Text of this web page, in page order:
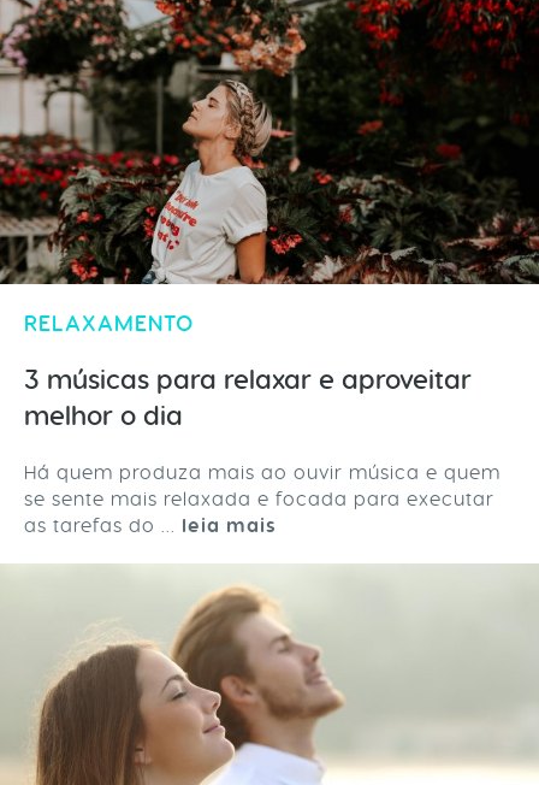
RELAXAMENTO
3 músicas para relaxar e aproveitar
melhor o dia
Há quem produza mais ao ouvir música e quem
se sente mais relaxada e focada para executar
as tarefas do ... leia mais